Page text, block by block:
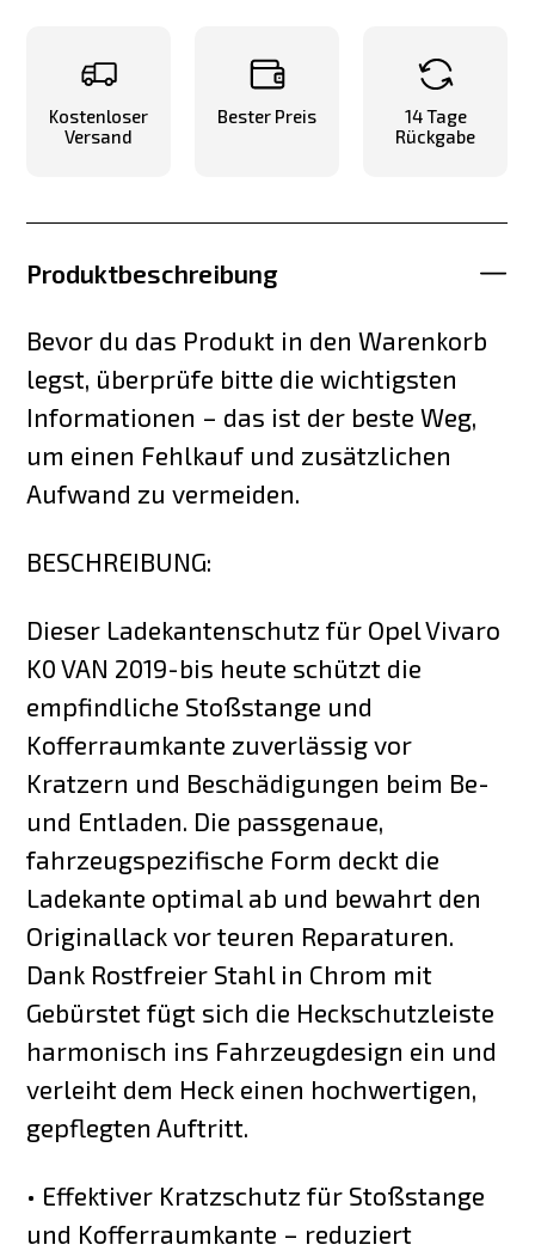
Kostenloser
Versand
Bester Preis
14 Tage
Rückgabe
Produktbeschreibung
Bevor du das Produkt in den Warenkorb
legst, überprüfe bitte die wichtigsten
Informationen – das ist der beste Weg,
um einen Fehlkauf und zusätzlichen
Aufwand zu vermeiden.
BESCHREIBUNG:
Dieser Ladekantenschutz für Opel Vivaro
K0 VAN 2019-bis heute schützt die
empfindliche Stoßstange und
Kofferraumkante zuverlässig vor
Kratzern und Beschädigungen beim Be-
und Entladen. Die passgenaue,
fahrzeugspezifische Form deckt die
Ladekante optimal ab und bewahrt den
Originallack vor teuren Reparaturen.
Dank Rostfreier Stahl in Chrom mit
Gebürstet fügt sich die Heckschutzleiste
harmonisch ins Fahrzeugdesign ein und
verleiht dem Heck einen hochwertigen,
gepflegten Auftritt.
• Effektiver Kratzschutz für Stoßstange
und Kofferraumkante – reduziert